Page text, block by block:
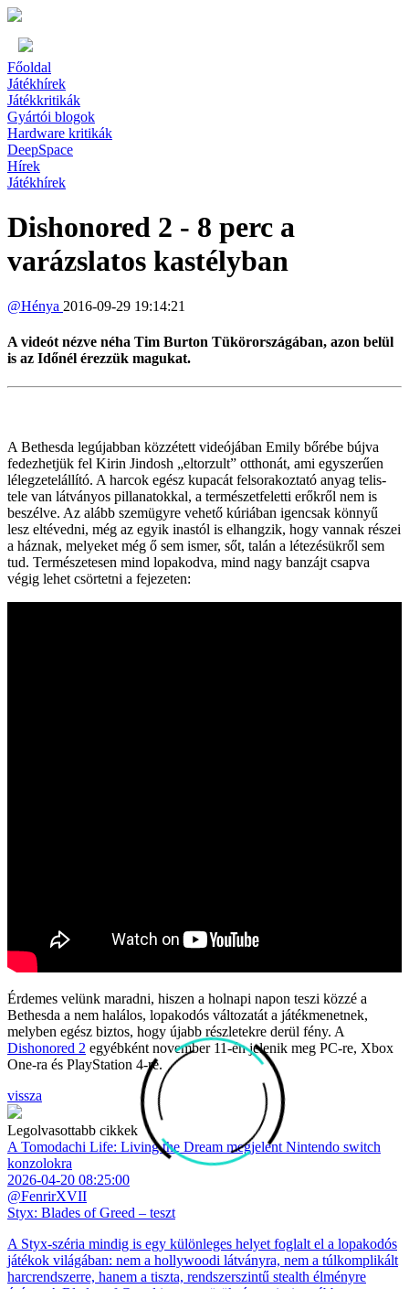
Főoldal
Játékhírek
Játékkritikák
Gyártói blogok
Hardware kritikák
DeepSpace
Hírek
Játékhírek
Dishonored 2 - 8 perc a
varázslatos kastélyban
@Hénya 2016-09-29 19:14:21
A videót nézve néha Tim Burton Tükörországában, azon belül
is az Időnél érezzük magukat.
A Bethesda legújabban közzétett videójában Emily bőrébe bújva
fedezhetjük fel Kirin Jindosh „eltorzult” otthonát, ami egyszerűen
lélegzetelállító. A harcok egész kupacát felsorakoztató anyag telis-
tele van látványos pillanatokkal, a természetfeletti erőkről nem is
beszélve. Az alább szemügyre vehető kúriában igencsak könnyű
lesz eltévedni, még az egyik inastól is elhangzik, hogy vannak részei
a háznak, melyeket még ő sem ismer, sőt, talán a létezésükről sem
tud. Természetesen mind lopakodva, mind nagy banzájt csapva
végig lehet csörtetni a fejezeten:
Érdemes velünk maradni, hiszen a holnapi napon teszi közzé a
Bethesda a nem halálos, lopakodós változatát a játékmenetnek,
melyben egész biztos, hogy újabb részletekre derül fény. A
Dishonored 2 egyébként november 11-én jelenik meg PC-re, Xbox
One-ra és PlayStation 4-re.
vissza
Legolvasottabb cikkek
A Tomodachi Life: Living the Dream megjelent Nintendo switch
konzolokra
2026-04-20 08:25:00
@FenrirXVII
Styx: Blades of Greed – teszt
A Styx-széria mindig is egy különleges helyet foglalt el a lopakodós
játékok világában: nem a hollywoodi látványra, nem a túlkomplikált
harcrendszerre, hanem a tiszta, rendszerszintű stealth élményre